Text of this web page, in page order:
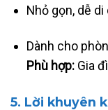
Nhỏ gọn, dễ di
Dành cho
Phù hợp: Gia
5. Lời khuyên